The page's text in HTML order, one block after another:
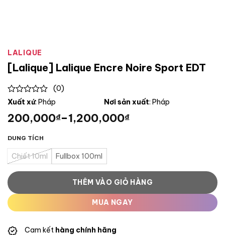
LALIQUE
[Lalique] Lalique Encre Noire Sport EDT
0
of
5
(0)
Xuất xứ: Pháp Nơi sản xuất: Pháp
200,000₫–1,200,000₫
DUNG TÍCH
Chiết 10ml Fullbox 100ml
THÊM VÀO GIỎ HÀNG
MUA NGAY
Cam kết hàng chính hãng